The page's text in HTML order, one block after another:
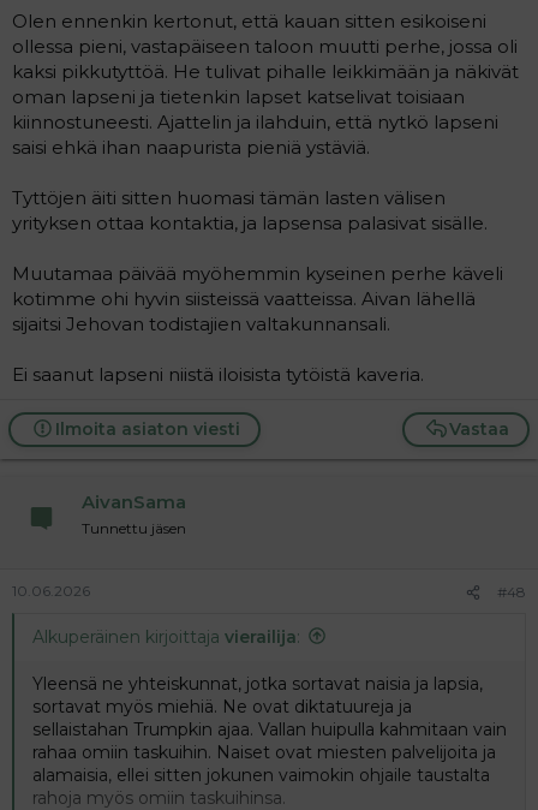
Olen ennenkin kertonut, että kauan sitten esikoiseni
ollessa pieni, vastapäiseen taloon muutti perhe, jossa oli
kaksi pikkutyttöä. He tulivat pihalle leikkimään ja näkivät
oman lapseni ja tietenkin lapset katselivat toisiaan
kiinnostuneesti. Ajattelin ja ilahduin, että nytkö lapseni
saisi ehkä ihan naapurista pieniä ystäviä.
Tyttöjen äiti sitten huomasi tämän lasten välisen
yrityksen ottaa kontaktia, ja lapsensa palasivat sisälle.
Muutamaa päivää myöhemmin kyseinen perhe käveli
kotimme ohi hyvin siisteissä vaatteissa. Aivan lähellä
sijaitsi Jehovan todistajien valtakunnansali.
Ei saanut lapseni niistä iloisista tytöistä kaveria.
Vastaa
Ilmoita asiaton viesti
AivanSama
Tunnettu jäsen
10.06.2026 #48
Alkuperäinen kirjoittaja vierailija:
Yleensä ne yhteiskunnat, jotka sortavat naisia ja lapsia,
sortavat myös miehiä. Ne ovat diktatuureja ja
sellaistahan Trumpkin ajaa. Vallan huipulla kahmitaan vain
rahaa omiin taskuihin. Naiset ovat miesten palvelijoita ja
alamaisia, ellei sitten jokunen vaimokin ohjaile taustalta
rahoja myös omiin taskuihinsa.